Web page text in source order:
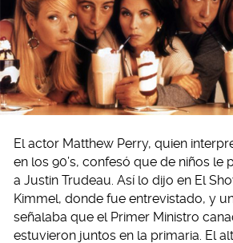
El actor Matthew Perry, quien
en los 90’s, confesó que de niños le
a Justin Trudeau. Así lo dijo en El
Kimmel, donde fue entrevistado, y
señalaba que el Primer Ministro
estuvieron juntos en la primaria. El